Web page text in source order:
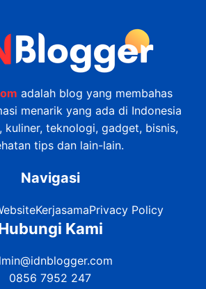
adalah blog yang membahas
menarik yang ada di Indonesia
kuliner, teknologi, gadget, bisnis,
tips dan lain-lain.
Navigasi
KerjasamaPrivacy Policy
Kami
0856 7952 247